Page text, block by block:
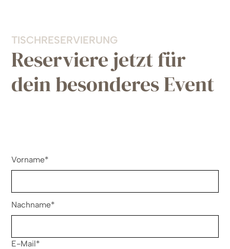
TISCHRESERVIERUNG
Reserviere jetzt für
dein besonderes Event
Vorname*
Nachname*
E-Mail*